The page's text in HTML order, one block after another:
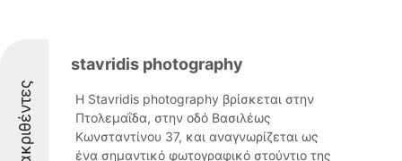
Διακριθέντες
stavridis photography
Η Stavridis photography βρίσκεται στην
Πτολεμαΐδα, στην οδό Βασιλέως
Κωνσταντίνου 37, και αναγνωρίζεται ως
ένα σημαντικό φωτογραφικό στούντιο της